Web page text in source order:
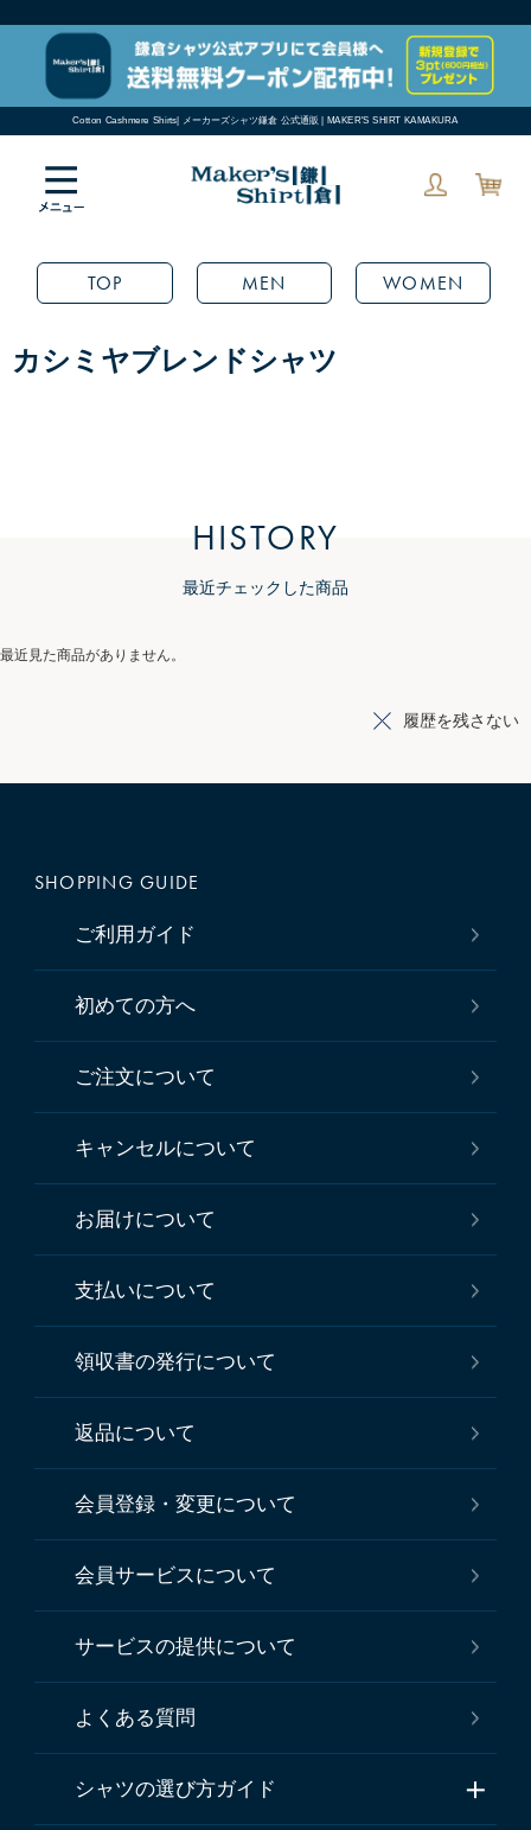
Cotton Cashmere Shirts| メーカーズシャツ鎌倉 公式通販 | MAKER'S SHIRT KAMAKURA
TOP MEN WOMEN
カシミヤブレンドシャツ
HISTORY
最近チェックした商品
最近見た商品がありません。
履歴を残さない
SHOPPING GUIDE
ご利用ガイド
初めての方へ
ご注文について
キャンセルについて
お届けについて
支払いについて
領収書の発行について
返品について
会員登録・変更について
会員サービスについて
サービスの提供について
よくある質問
シャツの選び方ガイド